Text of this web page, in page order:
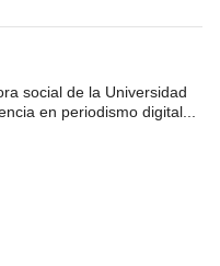
social de la Universidad
en periodismo digital